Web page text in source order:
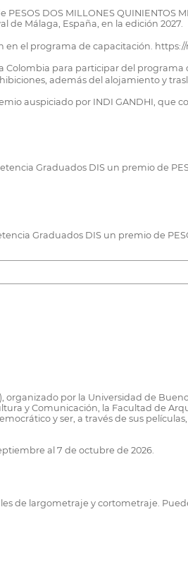
DOS MILLONES QUINIENTOS
de Málaga, España, en la edición 2027.
en el programa de capacitación.
para participar del
además del alojamiento y
auspiciado por INDI GANDHI, que
Graduados DIS un premio de
Graduados DIS un premio de
por la Universidad de
y Comunicación, la Facultad de
y ser, a través de sus
al 7 de octubre de 2026.
de largometraje y cortometraje.